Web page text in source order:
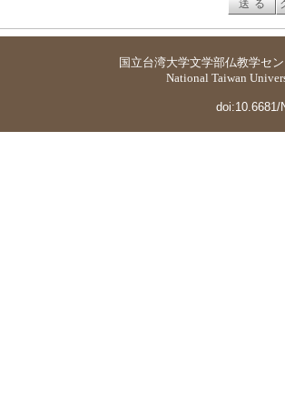
国立台湾大学文学部仏教学セ
National Taiwan
doi:10.6681/